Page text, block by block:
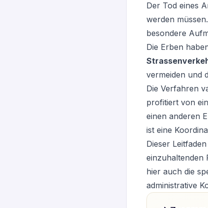
Der Tod eines
werden
besondere
Die Erben
vermeiden und
Die Verfahren
profitiert von
einen anderen
ist eine
Dieser
einzuhaltenden
hier auch die
administrative